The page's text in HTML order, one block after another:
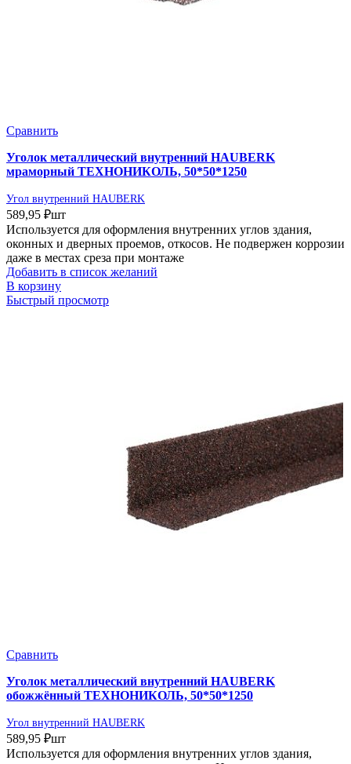
Сравнить
Уголок металлический внутренний HAUBERK
мраморный ТЕХНОНИКОЛЬ, 50*50*1250
Угол внутренний HAUBERK
589,95 ₽шт
Используется для оформления внутренних углов здания,
оконных и дверных проемов, откосов. Не подвержен коррозии
даже в местах среза при монтаже
Добавить в список желаний
В корзину
Быстрый просмотр
Сравнить
Уголок металлический внутренний HAUBERK
обожжённый ТЕХНОНИКОЛЬ, 50*50*1250
Угол внутренний HAUBERK
589,95 ₽шт
Используется для оформления внутренних углов здания,